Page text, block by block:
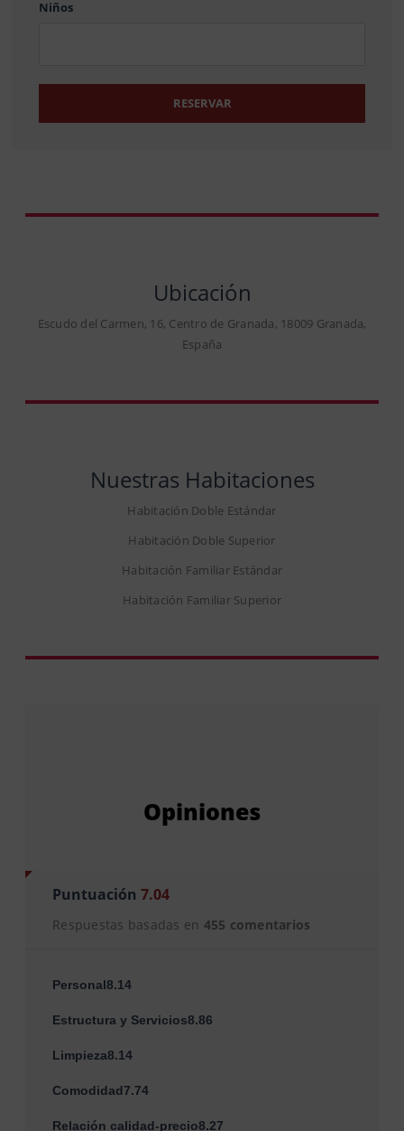
Niños
RESERVAR
Ubicación
Escudo del Carmen, 16, Centro de Granada, 18009 Granada,
España
Nuestras Habitaciones
Habitación Doble Estándar
Habitación Doble Superior
Habitación Familiar Estándar
Habitación Familiar Superior
Opiniones
Puntuación 7.04
Respuestas basadas en 455 comentarios
Personal8.14
Estructura y Servicios8.86
Limpieza8.14
Comodidad7.74
Relación calidad-precio8.27